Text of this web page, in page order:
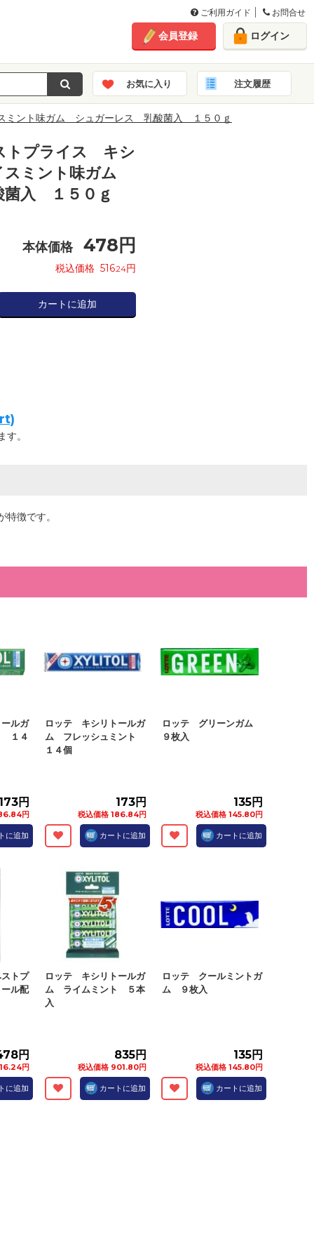
ご利用ガイド お問合せ
会員登録 ログイン
お気に入り 注文履歴
ント味ガム シュガーレス 乳酸菌入 １５０ｇ
トプライス キシ
ミント味ガム
入 １５０ｇ
本体価格 478 円
税込価格 516.24円
カートに追加
。
徴です。
ルガ
１４
円
円
に追加
ロッテ キシリトールガ
ム フレッシュミント
１４個
173円
税込価格 186.84円
カートに追加
ロッテ グリーンガム
９枚入
135円
税込価格 145.80円
カートに追加
トプ
ル配
円
円
に追加
ロッテ キシリトールガ
ム ライムミント ５本
入
835円
税込価格 901.80円
カートに追加
ロッテ クールミントガ
ム ９枚入
135円
税込価格 145.80円
カートに追加